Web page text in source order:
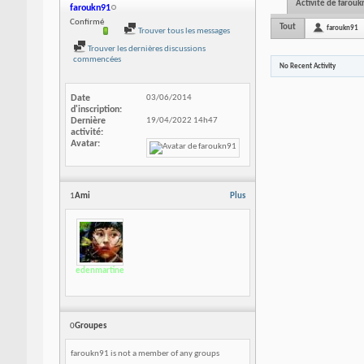
faroukn91
Confirmé
Trouver tous les messages
Trouver les dernières discussions
commencées
Date
d'inscription
03/06/2014
Dernière
activité
19/04/2022 14h47
Avatar
Plus
1Ami
edenmartine
0Groupes
faroukn91 is not a member of any groups
Activité de
Tout faroukn91
No Recent Activity